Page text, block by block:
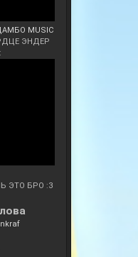
MUSIC
ЭНДЕР
ЭТО БРО :3